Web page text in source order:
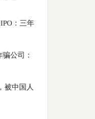
：三年
公司：
被中国人